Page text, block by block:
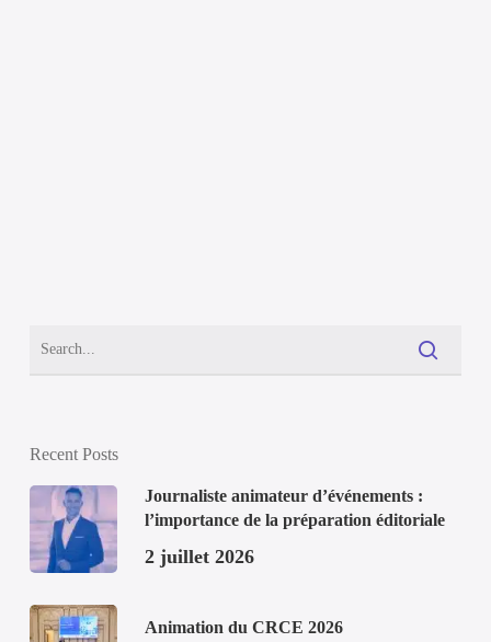
Recent Posts
Journaliste animateur d’événements :
l’importance de la préparation éditoriale
2 juillet 2026
Animation du CRCE 2026